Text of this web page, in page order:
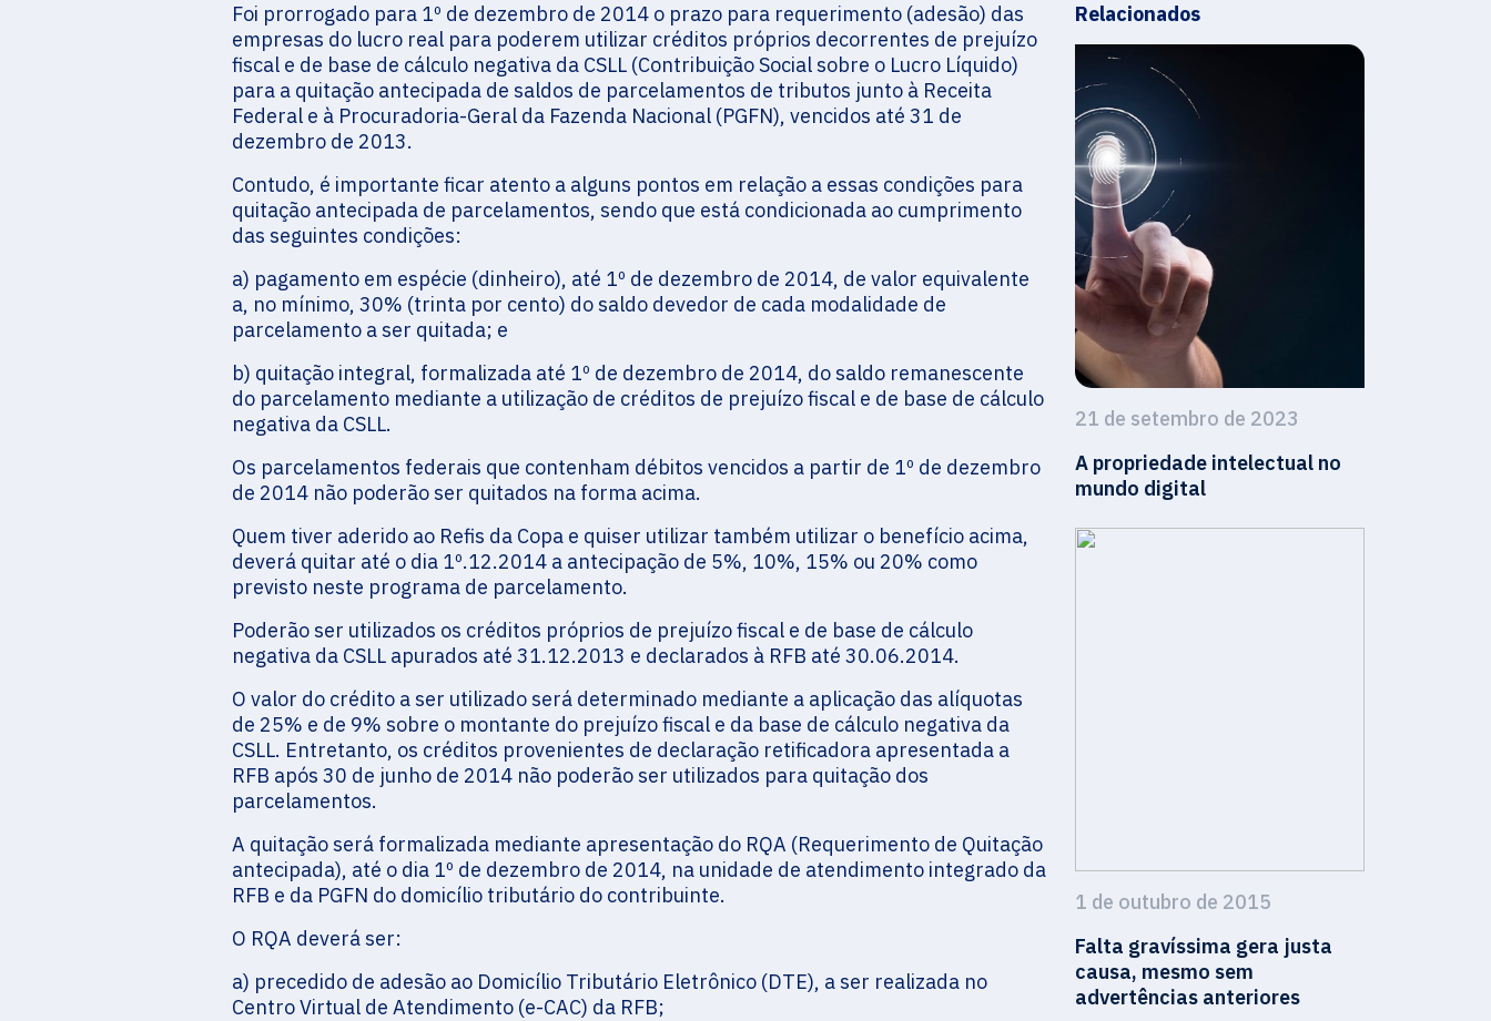
Foi prorrogado para 1º de dezembro de 2014 o prazo para requerimento (adesão) das
empresas do lucro real para poderem utilizar créditos próprios decorrentes de prejuízo
fiscal e de base de cálculo negativa da CSLL (Contribuição Social sobre o Lucro Líquido)
para a quitação antecipada de saldos de parcelamentos de tributos junto à Receita
Federal e à Procuradoria-Geral da Fazenda Nacional (PGFN), vencidos até 31 de
dezembro de 2013.
Contudo, é importante ficar atento a alguns pontos em relação a essas condições para
quitação antecipada de parcelamentos, sendo que está condicionada ao cumprimento
das seguintes condições:
a) pagamento em espécie (dinheiro), até 1º de dezembro de 2014, de valor equivalente
a, no mínimo, 30% (trinta por cento) do saldo devedor de cada modalidade de
parcelamento a ser quitada; e
b) quitação integral, formalizada até 1º de dezembro de 2014, do saldo remanescente
do parcelamento mediante a utilização de créditos de prejuízo fiscal e de base de cálculo
negativa da CSLL.
Os parcelamentos federais que contenham débitos vencidos a partir de 1º de dezembro
de 2014 não poderão ser quitados na forma acima.
Quem tiver aderido ao Refis da Copa e quiser utilizar também utilizar o benefício acima,
deverá quitar até o dia 1º.12.2014 a antecipação de 5%, 10%, 15% ou 20% como
previsto neste programa de parcelamento.
Poderão ser utilizados os créditos próprios de prejuízo fiscal e de base de cálculo
negativa da CSLL apurados até 31.12.2013 e declarados à RFB até 30.06.2014.
O valor do crédito a ser utilizado será determinado mediante a aplicação das alíquotas
de 25% e de 9% sobre o montante do prejuízo fiscal e da base de cálculo negativa da
CSLL. Entretanto, os créditos provenientes de declaração retificadora apresentada a
RFB após 30 de junho de 2014 não poderão ser utilizados para quitação dos
parcelamentos.
A quitação será formalizada mediante apresentação do RQA (Requerimento de Quitação
antecipada), até o dia 1º de dezembro de 2014, na unidade de atendimento integrado da
RFB e da PGFN do domicílio tributário do contribuinte.
O RQA deverá ser:
a) precedido de adesão ao Domicílio Tributário Eletrônico (DTE), a ser realizada no
Centro Virtual de Atendimento (e-CAC) da RFB;
Relacionados
21 de setembro de 2023
A propriedade intelectual no
mundo digital
1 de outubro de 2015
Falta gravíssima gera justa
causa, mesmo sem
advertências anteriores